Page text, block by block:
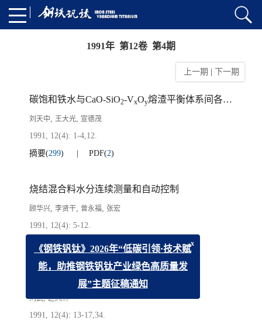
1991年 第12卷 第4期
上一期 下一期
碳饱和铁水与CaO-SiO2-VxOy熔渣平衡体系间各组元的分配
刘天中, 王大光, 宣德茂
1991, 12(4): 1-4,12.
摘要(299) PDF(2)
烧结混合料水分连续测量和自动控制
顾华兴, 李贤干, 曾永福, 张宏
1991, 12(4): 5-12.
摘要(257) 2)
熔体界表面性质对高温过程的作用
刘武,赵风林
1991, 12(4): 13-17,34.
《钢铁钒钛》2026年“低碳引领·技术赋
能，助推钢铁钒钛产业绿色高质量发
展”主题征稿通知